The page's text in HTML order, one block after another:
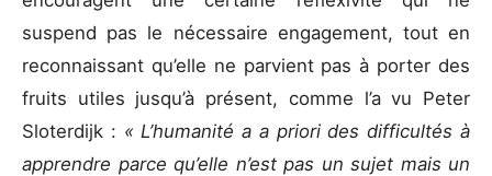
suspend pas le nécessaire engagement, tout en
reconnaissant qu’elle ne parvient pas à porter des
fruits utiles jusqu’à présent, comme l’a vu Peter
Sloterdijk : « L’humanité a a priori des difficultés à
apprendre parce qu’elle n’est pas un sujet mais un